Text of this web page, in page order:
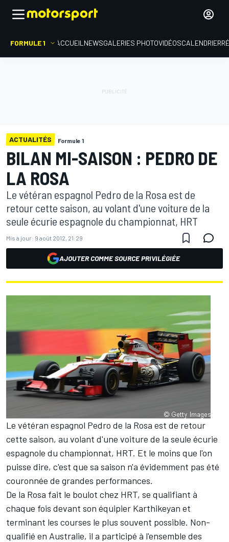
FORMULE 1 ACCUEIL NEWSGALERIES PHOTOVIDÉOSCALENDRIER
ACTUALITÉS Formule 1
BILAN MI-SAISON : PEDRO DE
LA ROSA
Le vétéran espagnol Pedro de la Rosa est de
retour cette saison, au volant d'une voiture de la
seule écurie espagnole du championnat, HRT
Mis à jour: 9 août 2012, 21:29
AJOUTER COMME SOURCE PRIVILÉGIÉE
Le vétéran espagnol Pedro de la Rosa est de retour
cette saison, au volant d'une voiture de la seule écurie
espagnole du championnat, HRT. Et le moins que l'on
puisse dire, c'est que sa saison n'a évidemment pas été
couronnée de grandes performances.
De la Rosa fait le boulot chez HRT, se qualifiant à
chaque fois devant son équipier Karthikeyan et
terminant les courses le plus souvent possible. Non-
qualifié en Australie, il a participé à l'ensemble des